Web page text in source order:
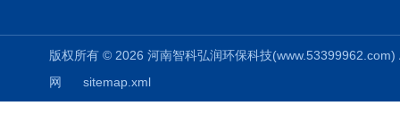
版权所有 © 2026 河南智科弘润环保科技
网
sitemap.xml